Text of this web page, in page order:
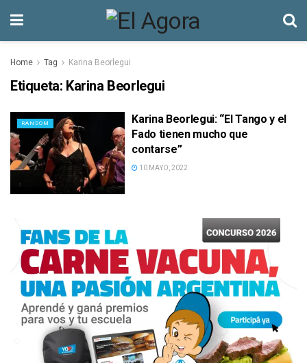
Home Tag Karina Beorlegui
Etiqueta: Karina Beorlegui
RANDOM
Karina Beorlegui: “El Tango y el
Fado tienen mucho que
contarse”
10 MAYO, 2022